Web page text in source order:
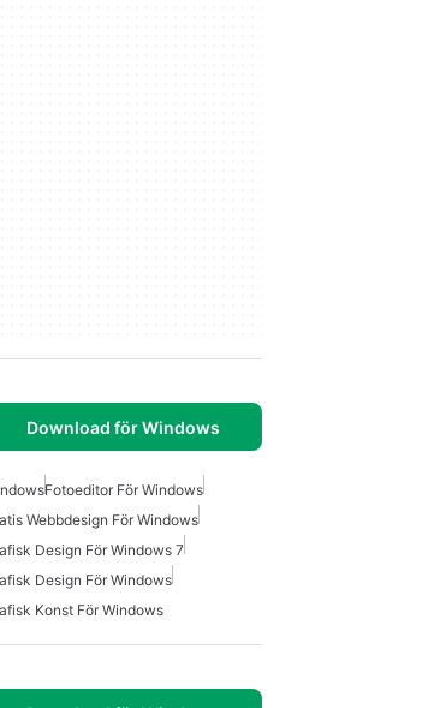
Download för Windows
Fotoeditor För Windows
Webbdesign För Windows
Design För Windows 7
Design För Windows
Konst För Windows